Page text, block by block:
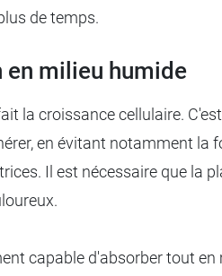
de temps.
milieu humide
la croissance cellulaire.
en évitant notamment
Il est nécessaire que la
capable d'absorber tout